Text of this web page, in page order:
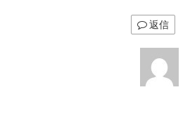
返信